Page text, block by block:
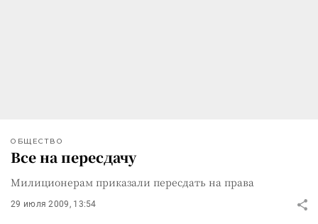
ОБЩЕСТВО
Все на пересдачу
Милиционерам приказали пересдать на права
29 июля 2009, 13:54